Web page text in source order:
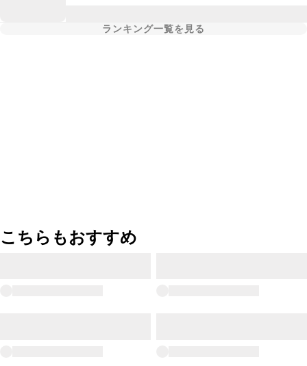
ランキング一覧を見る
こちらもおすすめ